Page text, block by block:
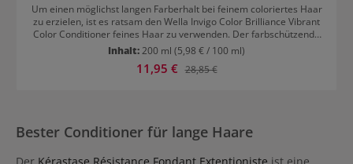
Um einen möglichst langen Farberhalt bei feinem coloriertes Haar
zu erzielen, ist es ratsam den Wella Invigo Color Brilliance Vibrant
Color Conditioner feines Haar zu verwenden. Der farbschützende
Conditioner geht gezielt auf die Bedürfnisse feiner Haarstrukturen
ein und sichert so nicht nur lange Farbbrillanz sondern auch
intensiven Glanz und eine strahlende Leuchtkraft. Feine Haare
coloriertes Haar strahlen wie am ersten Tag nach der Färbung.
Inhalt:200 ml (5,98 € / 100 ml)
Verkaufspreis:
11,95 € Regulärer Preis:
28,85 €
Bester Conditioner für lange Haare